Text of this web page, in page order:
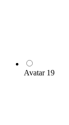
Avatar 19